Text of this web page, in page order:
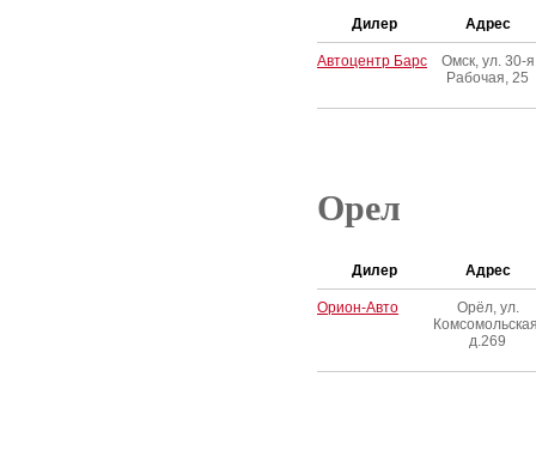
Дилер Адрес
Автоцентр Барс
Омск, ул. 30-я
Рабочая, 25
Орел
Дилер Адрес
Орион-Авто
Орёл, ул.
д.269